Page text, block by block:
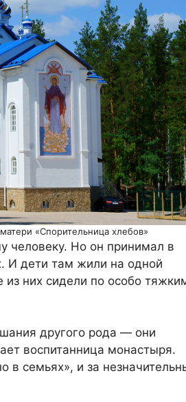
«Спорительница хлебов»
человеку. Но он принимал в
И дети там жили на одной
них сидели по особо
другого рода — они
воспитанница монастыря.
в семьях», и за